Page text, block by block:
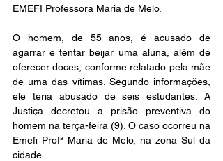
EMEFI Professora Maria de Melo.
O homem, de 55 anos, é acusado de
agarrar e tentar beijar uma aluna, além de
oferecer doces, conforme relatado pela mãe
de uma das vítimas. Segundo informações,
ele teria abusado de seis estudantes. A
Justiça decretou a prisão preventiva do
homem na terça-feira (9). O caso ocorreu na
Emefi Profª Maria de Melo, na zona Sul da
cidade.